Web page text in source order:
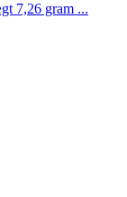
7,26 gram ...